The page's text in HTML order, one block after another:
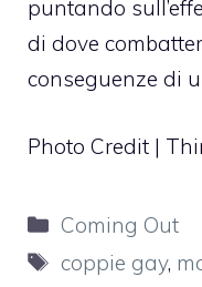
puntando
di dove
conseguenze di
Photo Credit |
Categorie
Coming Out
Tag
coppie gay,